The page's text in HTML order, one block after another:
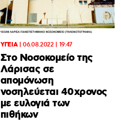
ΥΓΕΙΑ|06.08.2022 | 19:47
Στο Νοσοκομείο της
Λάρισας σε
απομόνωση
νοσηλεύεται 40χρονος
με ευλογιά των
πιθήκων